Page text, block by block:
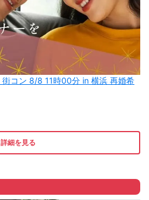
コン 8/8 11時00分 in 横浜 再婚希
詳細を見る